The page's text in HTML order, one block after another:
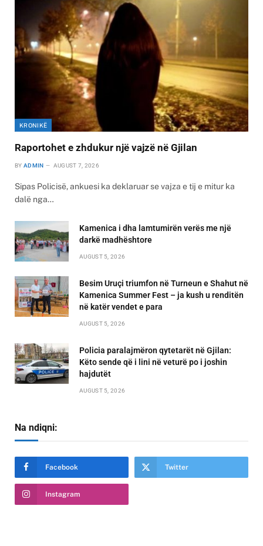
KRONIKË
Raportohet e zhdukur një vajzë në Gjilan
BY ADMIN AUGUST 7, 2026
Sipas Policisë, ankuesi ka deklaruar se vajza e tij e mitur ka
dalë nga…
Kamenica i dha lamtumirën verës me një
darkë madhështore
AUGUST 5, 2026
Besim Uruçi triumfon në Turneun e Shahut në
Kamenica Summer Fest – ja kush u renditën
në katër vendet e para
AUGUST 5, 2026
Policia paralajmëron qytetarët në Gjilan:
Këto sende që i lini në veturë po i joshin
hajdutët
AUGUST 5, 2026
Na ndiqni:
Facebook Twitter
Instagram